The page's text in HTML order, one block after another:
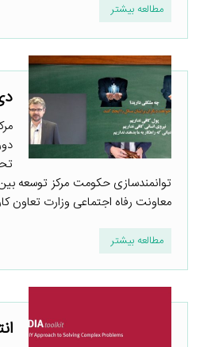
مطالعه بیشتر
توانمندسازی حکومت مرکز توسعه
معاونت رفاه اجتماعی وزارت تعاون
مطالعه بیشتر